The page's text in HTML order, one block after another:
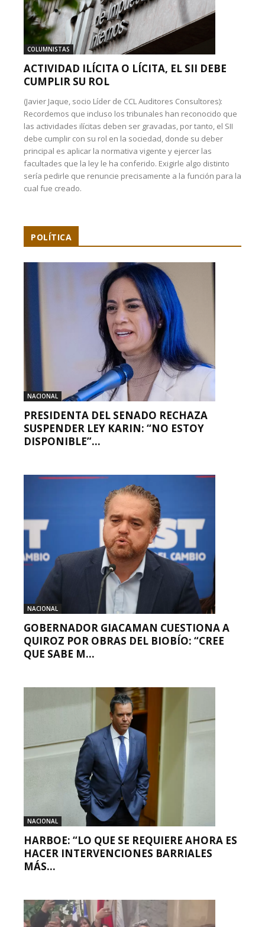
COLUMNISTAS
ACTIVIDAD ILÍCITA O LÍCITA, EL SII DEBE
CUMPLIR SU ROL
(Javier Jaque, socio Líder de CCL Auditores Consultores):
Recordemos que incluso los tribunales han reconocido que
las actividades ilícitas deben ser gravadas, por tanto, el SII
debe cumplir con su rol en la sociedad, donde su deber
principal es aplicar la normativa vigente y ejercer las
facultades que la ley le ha conferido. Exigirle algo distinto
sería pedirle que renuncie precisamente a la función para la
cual fue creado.
POLÍTICA
NACIONAL
PRESIDENTA DEL SENADO RECHAZA
SUSPENDER LEY KARIN: “NO ESTOY
DISPONIBLE”...
NACIONAL
GOBERNADOR GIACAMAN CUESTIONA A
QUIROZ POR OBRAS DEL BIOBÍO: “CREE
QUE SABE M...
NACIONAL
HARBOE: “LO QUE SE REQUIERE AHORA ES
HACER INTERVENCIONES BARRIALES
MÁS...